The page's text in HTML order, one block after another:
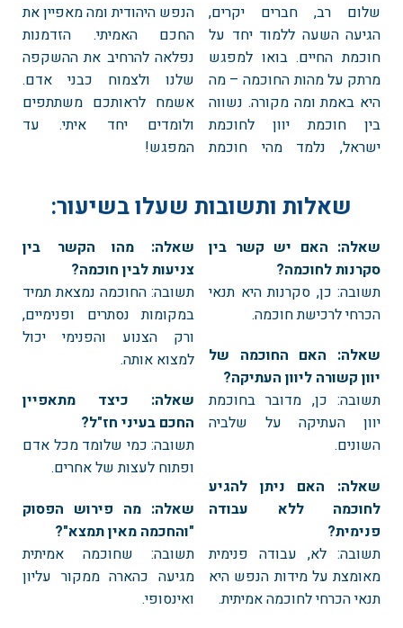
שלום רב, חברים יקרים,
הגיעה השעה ללמוד יחד על
חוכמת החיים. בואו למפגש
מרתק על מהות החוכמה – מה
היא באמת ומה מקורה. נשווה
בין חוכמת יוון לחוכמת
ישראל, נלמד מהי חוכמת
הנפש היהודית ומה מאפיין את
החכם האמיתי. הזדמנות
נפלאה להרחיב את ההשקפה
שלנו ולצמוח כבני אדם.
אשמח לראותכם משתתפים
ולומדים יחד איתי. עד
המפגש!
שאלות ותשובות שעלו בשיעור:
שאלה: האם יש קשר בין
סקרנות לחוכמה?
תשובה: כן, סקרנות היא תנאי
הכרחי לרכישת חוכמה.
שאלה: האם החוכמה של
יוון קשורה ליוון העתיקה?
תשובה: כן, מדובר בחוכמת
יוון העתיקה על שלביה
השונים.
שאלה: האם ניתן להגיע
לחוכמה ללא עבודה
פנימית?
תשובה: לא, עבודה פנימית
מאומצת על מידות הנפש היא
תנאי הכרחי לחוכמה אמיתית.
שאלה: מהו הקשר בין
צניעות לבין חוכמה?
תשובה: החוכמה נמצאת תמיד
במקומות נסתרים ופנימיים,
ורק הצנוע והפנימי יכול
למצוא אותה.
שאלה: כיצד מתאפיין
החכם בעיני חז"ל?
תשובה: כמי שלומד מכל אדם
ופתוח לעצות של אחרים.
שאלה: מה פירוש הפסוק
"והחכמה מאין תמצא"?
תשובה: שחוכמה אמיתית
מגיעה כהארה ממקור עליון
ואינסופי.